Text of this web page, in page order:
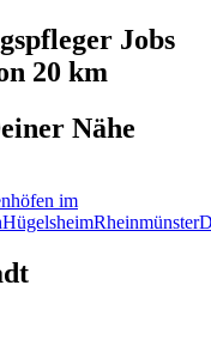
Jobs
20 km
Nähe
im
HügelsheimRheinmünster